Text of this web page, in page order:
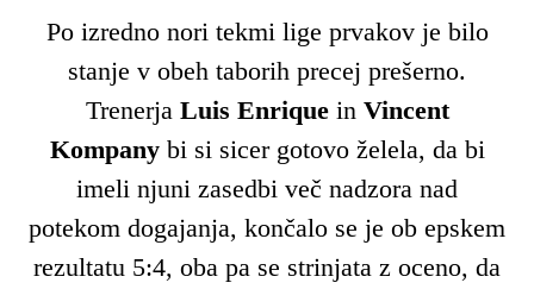
Po izredno nori tekmi lige prvakov je bilo
stanje v obeh taborih precej prešerno.
Trenerja Luis Enriquein Vincent
Kompany bi si sicer gotovo želela, da bi
imeli njuni zasedbi več nadzora nad
potekom dogajanja, končalo se je ob epskem
rezultatu 5:4, oba pa se strinjata z oceno, da